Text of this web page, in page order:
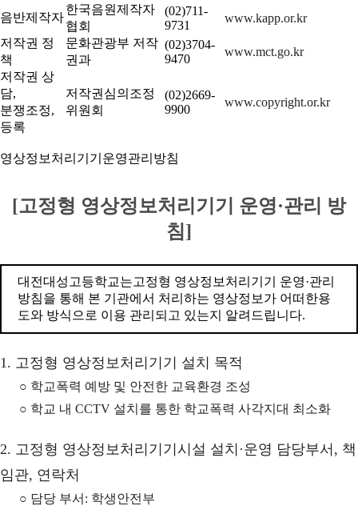
음반제작자
한국음원제작자
협회
(02)711-
9731
www.kapp.or.kr
저작권 정
책
문화관광부 저작
권과
(02)3704-
9470
www.mct.go.kr
저작권 상
담,
분쟁조정,
등록
저작권심의조정
위원회
(02)2669-
9900
www.copyright.or.kr
영상정보처리기기운영관리방침
[고정형 영상정보처리기기 운영·관리 방
침]
대전대성고등학교는고정형 영상정보처리기기 운영·관리
방침을 통해 본 기관에서 처리하는 영상정보가 어떠한용
도와 방식으로 이용 관리되고 있는지 알려드립니다.
1. 고정형 영상정보처리기기 설치 목적
○ 학교폭력 예방 및 안전한 교육환경 조성
○ 학교 내 CCTV 설치를 통한 학교폭력 사각지대 최소화
2. 고정형 영상정보처리기기시설 설치·운영 담당부서, 책
임관, 연락처
○ 담당 부서: 학생안전부